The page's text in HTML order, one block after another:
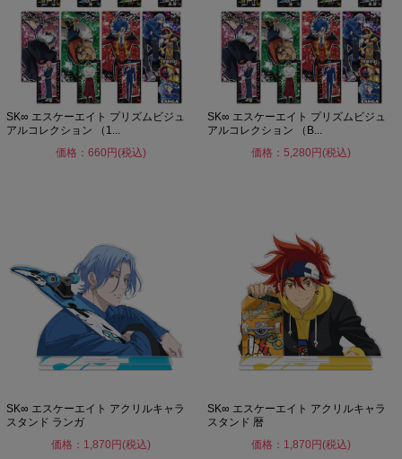
SK∞ エスケーエイト プリズムビジュ
アルコレクション （1...
価格：660円(税込)
SK∞ エスケーエイト プリズムビジュ
アルコレクション （B...
価格：5,280円(税込)
SK∞ エスケーエイト アクリルキャラ
スタンド ランガ
価格：1,870円(税込)
SK∞ エスケーエイト アクリルキャラ
スタンド 暦
価格：1,870円(税込)